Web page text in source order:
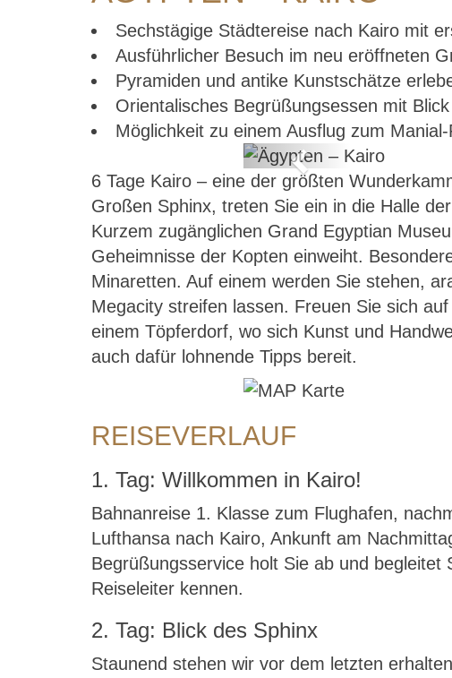
Sechstägige Städtereise nach Kairo mit
Ausführlicher Besuch im neu eröffneten
Pyramiden und antike Kunstschätze
Orientalisches Begrüßungsessen mit
Möglichkeit zu einem Ausflug zum
Previous
6 Tage Kairo – eine der größten
Großen Sphinx, treten Sie ein in die Halle
Kurzem zugänglichen Grand Egyptian
Geheimnisse der Kopten einweiht.
Minaretten. Auf einem werden Sie stehen,
Megacity streifen lassen. Freuen Sie sich
einem Töpferdorf, wo sich Kunst und
auch dafür lohnende Tipps bereit.
REISEVERLAUF
1. Tag: Willkommen in Kairo!
Bahnanreise 1. Klasse zum Flughafen,
Lufthansa nach Kairo, Ankunft am
Begrüßungsservice holt Sie ab und
Reiseleiter kennen.
2. Tag: Blick des Sphinx
Staunend stehen wir vor dem letzten